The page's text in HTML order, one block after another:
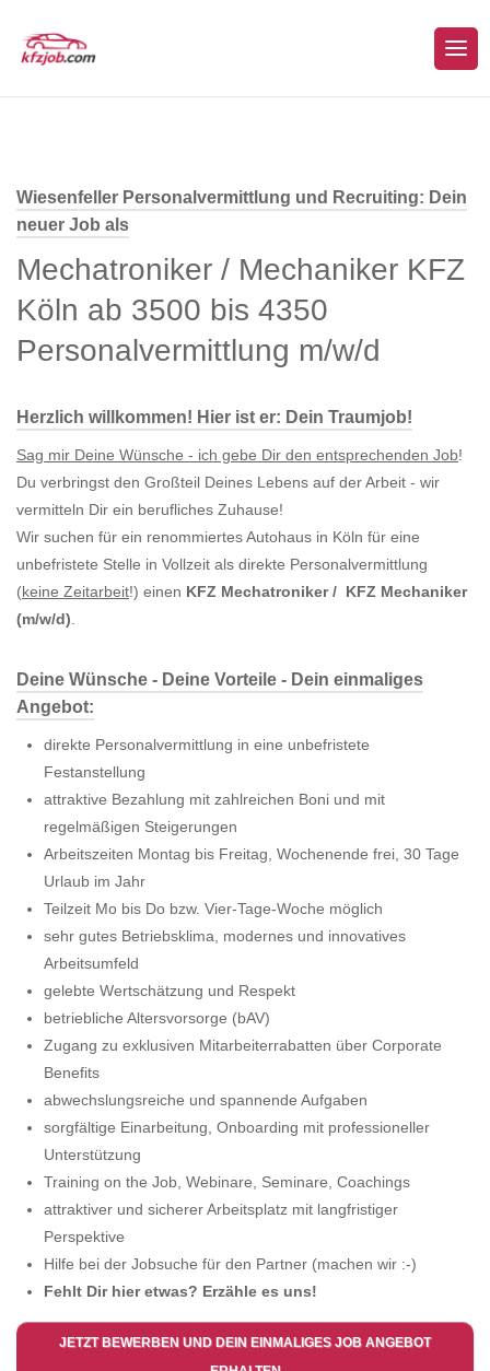
Wiesenfeller Personalvermittlung und Recruiting: Dein
neuer Job als
Mechatroniker / Mechaniker KFZ
Köln ab 3500 bis 4350
Personalvermittlung m/w/d
Herzlich willkommen! Hier ist er: Dein Traumjob!
Sag mir Deine Wünsche - ich gebe Dir den entsprechenden Job!
Du verbringst den Großteil Deines Lebens auf der Arbeit - wir
vermitteln Dir ein berufliches Zuhause!
Wir suchen für ein renommiertes Autohaus in Köln für eine
unbefristete Stelle in Vollzeit als direkte Personalvermittlung
(keine Zeitarbeit!) einen KFZ Mechatroniker / KFZ Mechaniker
(m/w/d)
Deine Wünsche - Deine Vorteile - Dein einmaliges
Angebot:
direkte Personalvermittlung in eine unbefristete
Festanstellung
attraktive Bezahlung mit zahlreichen Boni und mit
regelmäßigen Steigerungen
Arbeitszeiten Montag bis Freitag, Wochenende frei, 30 Tage
Urlaub im Jahr
Teilzeit Mo bis Do bzw. Vier-Tage-Woche möglich
sehr gutes Betriebsklima, modernes und innovatives
Arbeitsumfeld
gelebte Wertschätzung und Respekt
betriebliche Altersvorsorge (bAV)
Zugang zu exklusiven Mitarbeiterrabatten über Corporate
Benefits
abwechslungsreiche und spannende Aufgaben
sorgfältige Einarbeitung, Onboarding mit professioneller
Unterstützung
Training on the Job, Webinare, Seminare, Coachings
attraktiver und sicherer Arbeitsplatz mit langfristiger
Perspektive
Hilfe bei der Jobsuche für den Partner (machen wir :-)
Fehlt Dir hier etwas? Erzähle es uns!
JETZT BEWERBEN UND DEIN EINMALIGES JOB ANGEBOT